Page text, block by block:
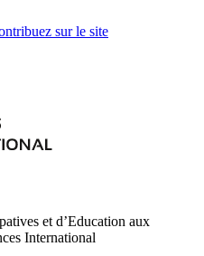
sur le site
et d’Education aux
International